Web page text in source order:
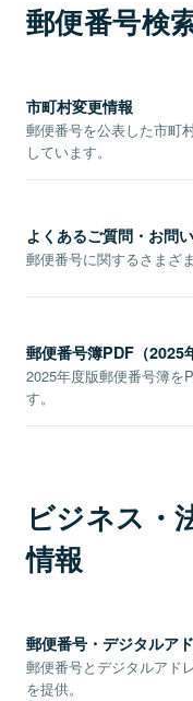
郵便番号検
市町村変更情報
郵便番号を公表した市町
しています。
よくあるご質問・お問
郵便番号に関するさまざ
郵便番号簿PDF（2025
2025年度版郵便番号簿を
す。
ビジネス・
情報
郵便番号・デジタルア
郵便番号とデジタルアド
を提供。